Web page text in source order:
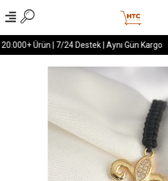
Ürün | 7/24 Destek | Aynı Gün Kargo